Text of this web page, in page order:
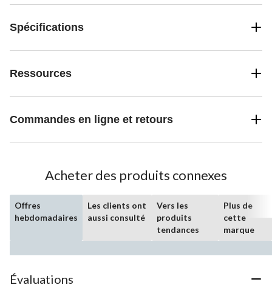
Spécifications
Ressources
Commandes en ligne et retours
Acheter des produits connexes
Offres
hebdomadaires
Les clients ont
aussi consulté
Vers les
produits
tendances
Plus de
cette
marque
Évaluations